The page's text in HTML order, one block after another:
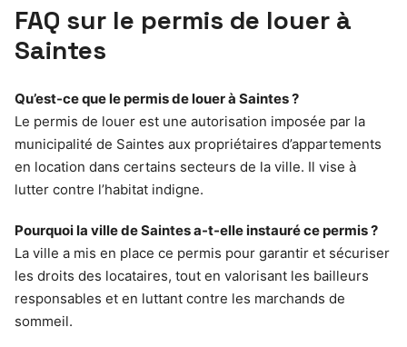
FAQ sur le permis de louer à
Saintes
Qu’est-ce que le permis de louer à Saintes ?
Le permis de louer est une autorisation imposée par la
municipalité de Saintes aux propriétaires d’appartements
en location dans certains secteurs de la ville. Il vise à
lutter contre l’habitat indigne.
Pourquoi la ville de Saintes a-t-elle instauré ce permis ?
La ville a mis en place ce permis pour garantir et sécuriser
les droits des locataires, tout en valorisant les bailleurs
responsables et en luttant contre les marchands de
sommeil.